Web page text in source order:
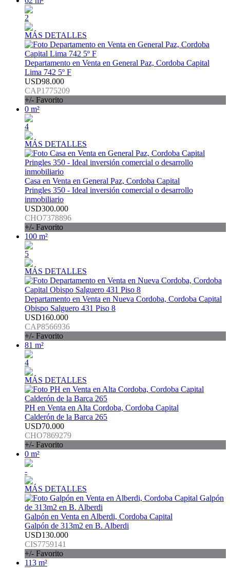
2
MÁS DETALLES
Departamento en Venta en General Paz, Cordoba Capital
Lima 742 5º F
USD98.000
CAP1775209
+/- Favorito
0 m²
4
MÁS DETALLES
Casa en Venta en General Paz, Cordoba Capital
Pringles 350 - Ideal inversión comercial o desarrollo
inmobiliario
USD300.000
CHO7378896
+/- Favorito
100 m²
5
MÁS DETALLES
Departamento en Venta en Nueva Cordoba, Cordoba Capital
Obispo Salguero 431 Piso 8
USD160.000
CAP8566936
+/- Favorito
81 m²
4
MÁS DETALLES
PH en Venta en Alta Cordoba, Cordoba Capital
Calderón de la Barca 265
USD70.000
CHO7869279
+/- Favorito
0 m²
-
MÁS DETALLES
Galpón en Venta en Alberdi, Cordoba Capital
Galpón de 313m2 en B. Alberdi
USD130.000
CIS7759141
+/- Favorito
113 m²